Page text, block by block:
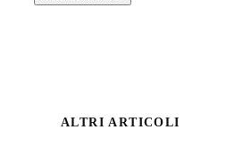
ALTRI ARTICOLI